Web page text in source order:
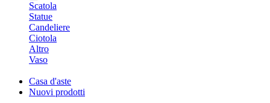
Scatola
Statue
Candeliere
Ciotola
Altro
Vaso
Casa d'aste
Nuovi prodotti